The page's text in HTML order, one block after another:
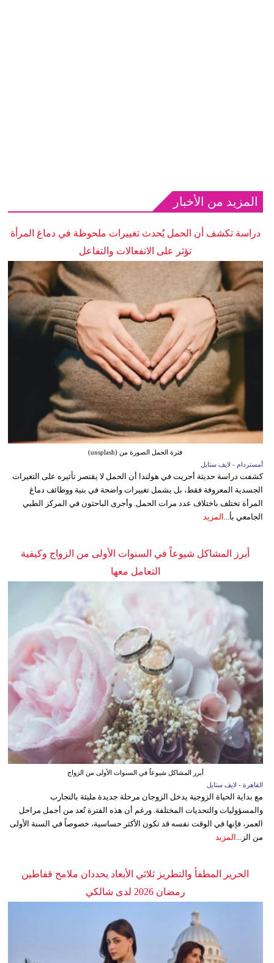
المزيد من الأخبار
دراسة تكشف أن الحمل يُحدث تغييرات ملحوظة في دماغ المرأة
تؤثر على الانفعالات والتفاعل
فترة الحمل الصورة من (unsplash)
أمستردام - لايف ستايل
كشفت دراسة حديثة أجريت في هولندا أن الحمل لا يقتصر تأثيره على التغيرات
الجسدية المعروفة فقط، بل يشمل تغييرات واضحة في بنية ووظائف دماغ
المرأة تختلف باختلاف عدد مرات الحمل. وأجرى الباحثون في المركز الطبي
الجامعي بأ... المزيد
أبرز المشاكل شيوعاً في السنوات الأولى من الزواج وكيفية
التعامل معها
أبرز المشاكل شيوعاً في السنوات الأولى من الزواج
القاهرة - لايف ستايل
مع بداية الحياة الزوجية يدخل الزوجان مرحلة جديدة مليئة بالتجارب
والمسؤوليات والتحديات المختلفة. ورغم أن هذه الفترة تُعد من أجمل مراحل
العمر، فإنها في الوقت نفسه قد تكون الأكثر حساسية، خصوصاً في السنة الأولى
من الز...
المزيد
الحرير المطفأ والتطريز ثلاثي الأبعاد يحددان ملامح قفاطين
رمضان 2026 لدى شالكي